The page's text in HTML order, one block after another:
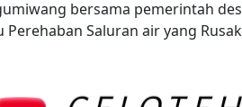
bersama pemerintah
Saluran air yang